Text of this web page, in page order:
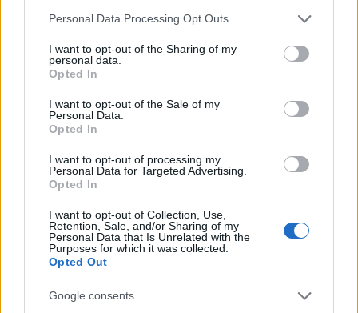
Please note that this website/app uses one or more Google
not limited to your visit or usage behaviour. You may click to
grant or deny consent to Google and its third-party tags to
use your data for below specified purposes in below Google
consent section.
Personal Data Processing Opt Outs
I want to opt-out of the Sharing of my
personal data.
Opted In
I want to opt-out of the Sale of my
Personal Data.
Opted In
I want to opt-out of processing my
Personal Data for Targeted Advertising.
Opted In
I want to opt-out of Collection, Use,
Retention, Sale, and/or Sharing of my
Personal Data that Is Unrelated with the
Purposes for which it was collected.
Opted Out
Google consents
ICA Milano presenta mostre, concerti e letture per
l’autunno 2026
NEWS E ATTUALITÀ